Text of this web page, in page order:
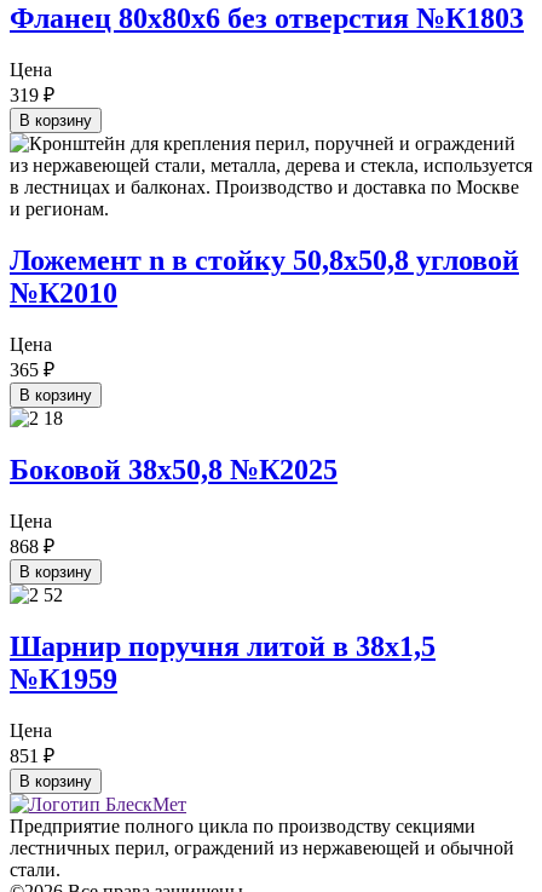
Фланец 80х80х6 без отверстия №К1803
Цена
319 ₽
В корзину
Ложемент n в стойку 50,8х50,8 угловой
№К2010
Цена
365 ₽
В корзину
Боковой 38х50,8 №К2025
Цена
868 ₽
В корзину
Шарнир поручня литой в 38х1,5
№К1959
Цена
851 ₽
В корзину
Предприятие полного цикла по производству секциями
лестничных перил, ограждений из нержавеющей и обычной
стали.